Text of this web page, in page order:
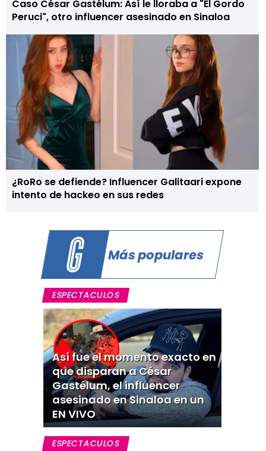
Caso César Gastélum: Así le lloraba a "El Gordo
Peruci", otro influencer asesinado en Sinaloa
¿RoRo se defiende? Influencer Galitaari expone
intento de hackeo en sus redes
Más populares
ESPECTACULOS
Así fue el momento exacto en
que disparan a César
Gastélum, el influencer
asesinado en Sinaloa en un
EN VIVO
ESPECTACULOS